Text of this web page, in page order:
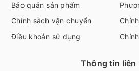
Bảo quản sản phẩm
Chính sách vận chuyển
Điều khoản sử dụng
Thông tin liên